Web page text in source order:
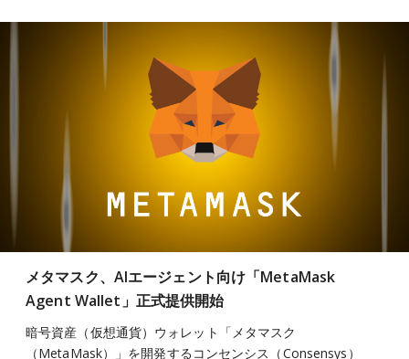
メタマスク、AIエージェント向け「MetaMask
Agent Wallet」正式提供開始
暗号資産（仮想通貨）ウォレット「メタマスク
（MetaMask）」を開発するコンセンシス（Consensys）